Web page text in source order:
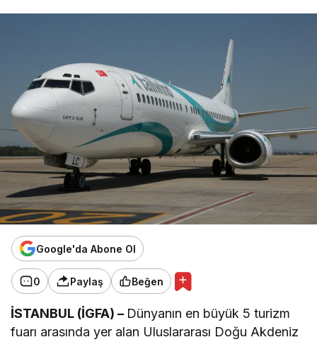
Google'da Abone Ol
0 Paylaş Beğen
İSTANBUL (İGFA) – Dünyanın en büyük 5 turizm
fuarı arasında yer alan Uluslararası Doğu Akdeniz